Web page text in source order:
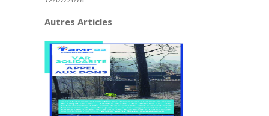
Autres Articles